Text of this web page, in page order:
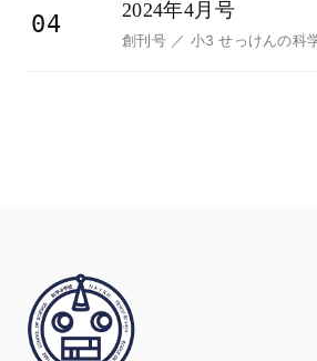
04 2024年4月号
創刊号 ／ 小3 せっけんの科